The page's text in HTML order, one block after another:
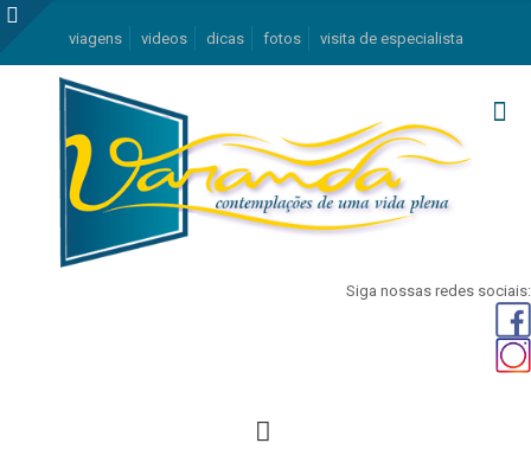
viagens videos dicas fotos visita de especialista
Siga nossas redes sociais: